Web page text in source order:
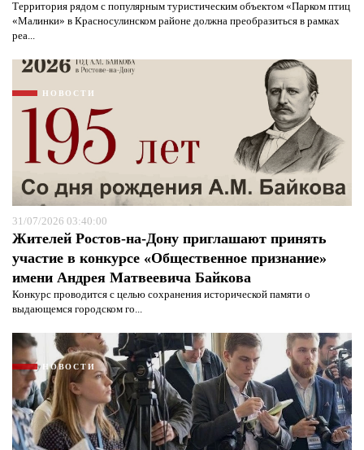
Территория рядом с популярным туристическим объектом «Парком птиц
«Малинки» в Красносулинском районе должна преобразиться в рамках
реа...
НОВОСТИ
31/07/2026 03:40:00
Жителей Ростов-на-Дону приглашают принять
участие в конкурсе «Общественное признание»
имени Андрея Матвеевича Байкова
Конкурс проводится с целью сохранения исторической памяти о
выдающемся городском го...
НОВОСТИ
Я согласен сполитикой конфиденциальности и
защиты информации*
Я согласен сполитикой конфиденциальности и
защиты информации*